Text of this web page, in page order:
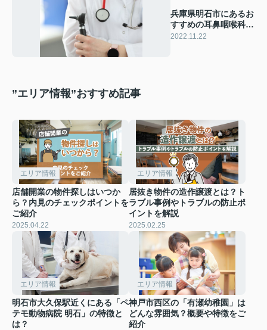
兵庫県明石市にあるお
すすめの耳鼻咽喉科
は？診療内容やアクセ
2022.11.22
”エリア情報”おすすめ記事
エリア情報
店舗開業の物件探しはいつか
ら？内見のチェックポイントを
ご紹介
2025.04.22
エリア情報
居抜き物件の造作譲渡とは？ト
ラブル事例やトラブルの防止ポ
イントを解説
2025.02.25
エリア情報
明石市大久保駅近くにある「ペ
テモ動物病院 明石」の特徴と
は？
エリア情報
神戸市西区の「有瀬幼稚園」は
どんな雰囲気？概要や特徴をご
紹介